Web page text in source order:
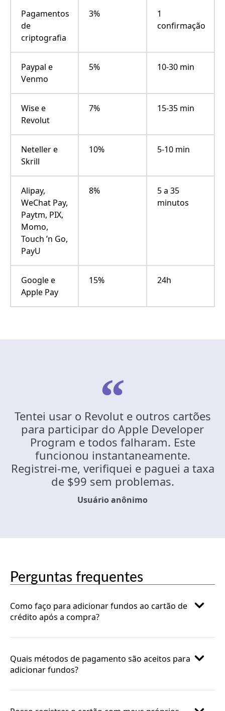
Pagamentos
de
criptografia
3%
1
confirmação
Paypal e
Venmo
5% 10-30 min
Wise e
Revolut
7% 15-35 min
Neteller e
Skrill
10% 5-10 min
Alipay,
WeChat Pay,
Paytm, PIX,
Momo,
Touch ’n Go,
PayU
8%
5 a 35
minutos
Google e
Apple Pay
15% 24h
Tentei usar o Revolut e outros cartões
para participar do Apple Developer
Program e todos falharam. Este
funcionou instantaneamente.
Registrei-me, verifiquei e paguei a taxa
de $99 sem problemas.
Usuário anônimo
Perguntas frequentes
Como faço para adicionar fundos ao cartão de
crédito após a compra?
Quais métodos de pagamento são aceitos para
adicionar fundos?